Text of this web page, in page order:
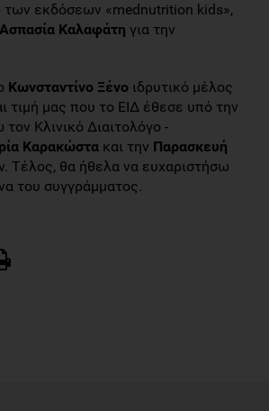
των εκδόσεων «mednutrition kids»,
Ασπασία Καλαφάτη για την
Κωνσταντίνο Ξένο ιδρυτικό μέλος
τιμή μας που το ΕΙΔ έθεσε υπό την
Κλινικό Διαιτολόγο -
Καρακώστα και την Παρασκευή
Τέλος, θα ήθελα να ευχαριστήσω
του συγγράμματος.